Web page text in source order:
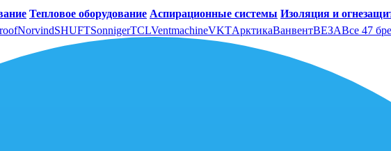
Тепловое оборудование Аспирационные системы Изоляция и
NorvindSHUFTSonnigerTCLVentmachineVKTАрктикаВанвентВЕЗАВсе 47